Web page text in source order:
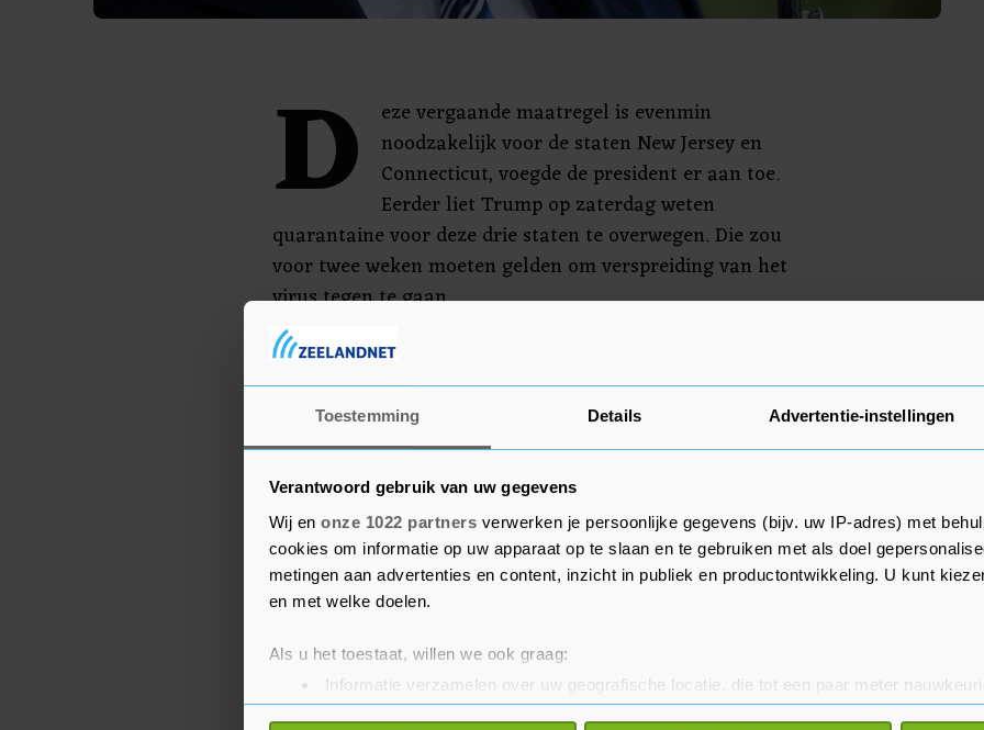
Toestemming Details Advertentie-instellingen
Verantwoord gebruik van uw gegevens
Wij en onze 1022 partners verwerken je persoonlijke gegevens (bijv. uw IP-adres) met
cookies om informatie op uw apparaat op te slaan en te gebruiken met als doel
metingen aan advertenties en content, inzicht in publiek en productontwikkeling. U kunt
en met welke doelen.
Als u het toestaat, willen we ook graag:
Informatie verzamelen over uw geografische locatie, die tot een paar meter
Uw apparaat identificeren door het actief te scannen op specifieke eigenschappen
D
eze vergaande maatregel is evenmin
noodzakelijk voor de staten New Jersey en
Connecticut, voegde de president er aan toe.
Eerder liet Trump op zaterdag weten
quarantaine voor deze drie staten te overwegen. Die zou
voor twee weken moeten gelden om verspreiding van het
virus tegen te gaan.
Met name New York is hard getroffen door de
virusuitbraak. Van de ruim 2000 doden die in de VS zijn
gevallen door het longvirus zijn er ruim 700 in deze
staat geregistreerd.